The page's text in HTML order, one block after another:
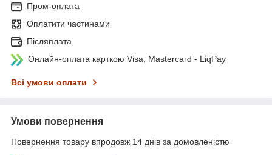
Пром-оплата
Оплатити частинами
Післяплата
Онлайн-оплата карткою Visa, Mastercard - LiqPay
Всі умови оплати
Умови повернення
Повернення товару впродовж 14 днів за домовленістю